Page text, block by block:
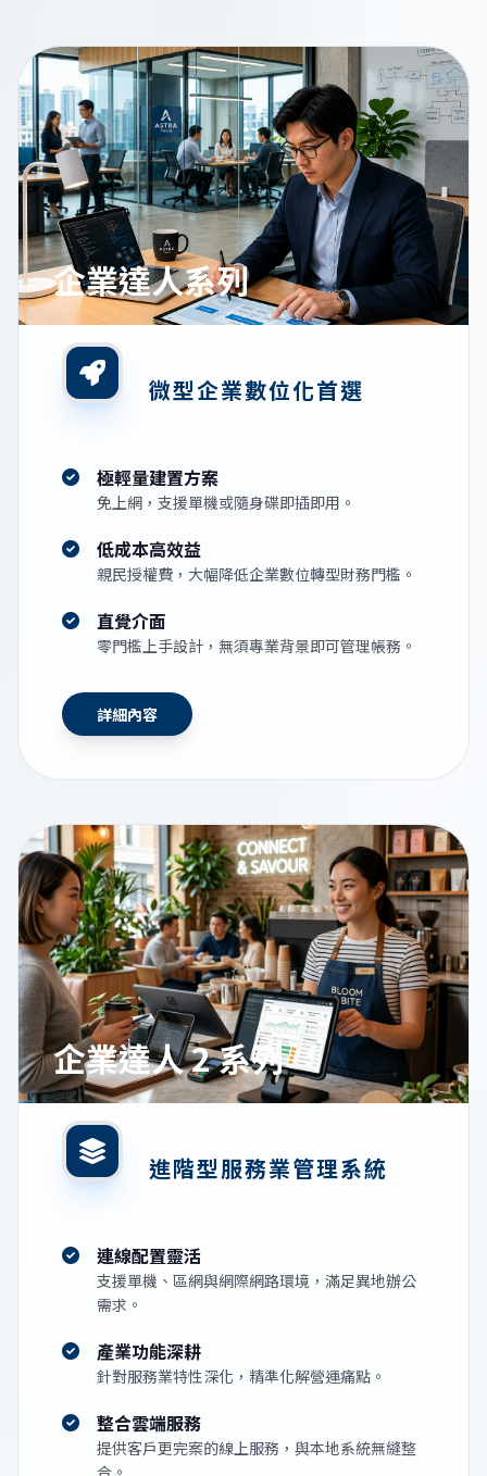
企業達人系列
微型企業數位化首選
極輕量建置方案
免上網，支援單機或隨身碟即插即用。
低成本高效益
親民授權費，大幅降低企業數位轉型財務門檻。
直覺介面
零門檻上手設計，無須專業背景即可管理帳務。
詳細內容
企業達人 2 系列
進階型服務業管理系統
連線配置靈活
支援單機、區網與網際網路環境，滿足異地辦公
需求。
產業功能深耕
針對服務業特性深化，精準化解營運痛點。
整合雲端服務
提供客戶更完案的線上服務，與本地系統無縫整
合。